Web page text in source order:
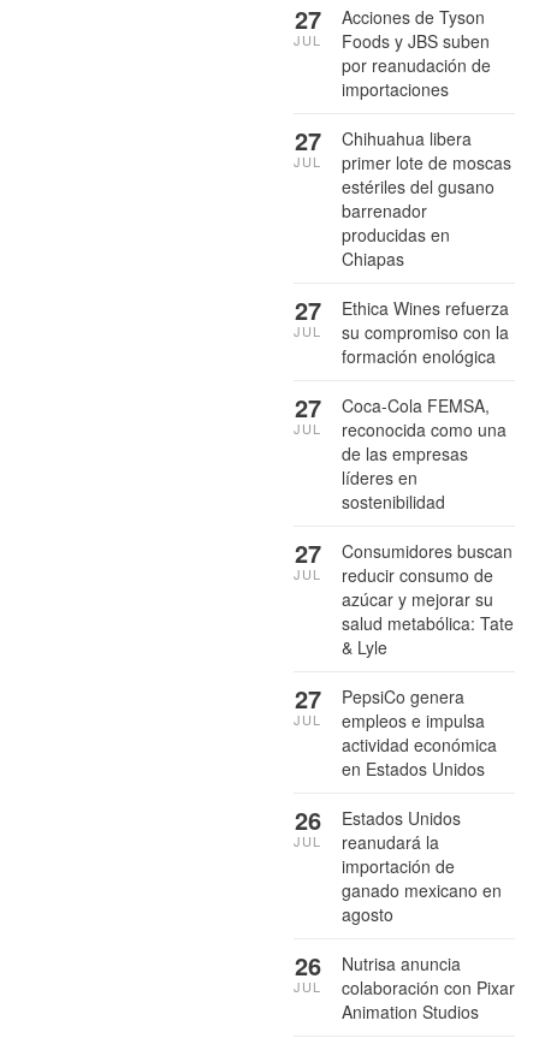
Acciones de Tyson
Foods y JBS suben
por reanudación de
importaciones
27
JUL
Chihuahua libera
primer lote de moscas
estériles del gusano
barrenador
producidas en
Chiapas
27
JUL
Ethica Wines refuerza
su compromiso con la
formación enológica
27
JUL
Coca-Cola FEMSA,
reconocida como una
de las empresas
líderes en
sostenibilidad
27
JUL
Consumidores buscan
reducir consumo de
azúcar y mejorar su
salud metabólica: Tate
& Lyle
27
JUL
PepsiCo genera
empleos e impulsa
actividad económica
en Estados Unidos
27
JUL
Estados Unidos
reanudará la
importación de
ganado mexicano en
agosto
26
JUL
Nutrisa anuncia
colaboración con Pixar
Animation Studios
26
JUL